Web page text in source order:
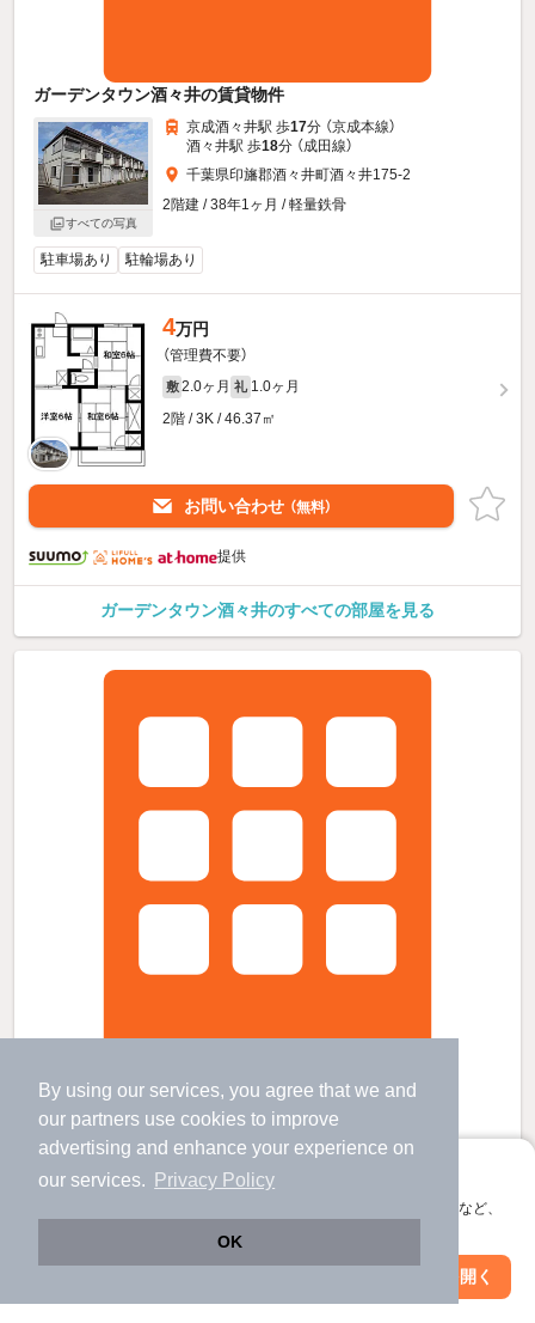
By using our services, you agree that we and
our partners use cookies to improve
advertising and enhance your experience on
our services.
Privacy Policy
OK
アプリに切り替えて、サクサクお部屋探し
会員登録なしですぐ使える。マップ検索やお気に入り保存など、
アプリを開く
ガーデンタウン酒々井の賃貸物件
すべての写真
京成酒々井駅 歩17分 （京成本線）
酒々井駅 歩18分 （成田線）
千葉県印旛郡酒々井町酒々井175-2
2階建 / 38年1ヶ月 / 軽量鉄骨
駐車場あり 駐輪場あり
4万円
（管理費不要）
敷 2.0ヶ月 礼 1.0ヶ月
2階 / 3K / 46.37㎡
お問い合わせ （無料）
提供
ガーデンタウン酒々井のすべての部屋を見る
ロワールの賃貸物件
酒々井駅 歩7分 （成田線）
絞り込み条件を変更